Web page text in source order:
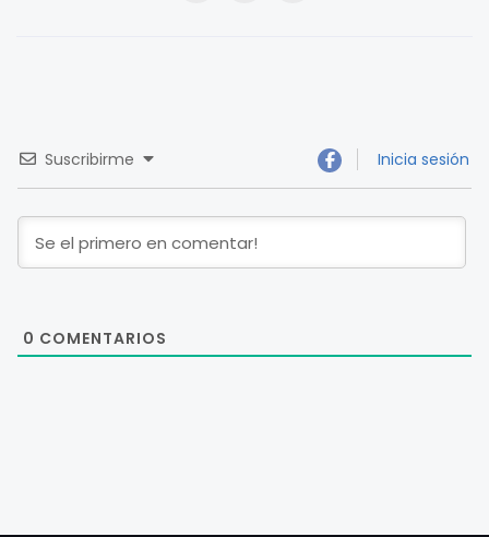
Suscribirme Inicia sesión
0 COMENTARIOS